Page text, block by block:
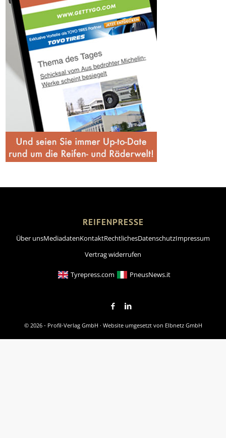
REIFENPRESSE
Über unsMediadatenKontaktRechtlichesDatenschutzImpressum
Vertrag widerrufen
Tyrepress.com PneusNews.it
© 2026 - Profil-Verlag GmbH · Website umgesetzt von Elbnetz GmbH